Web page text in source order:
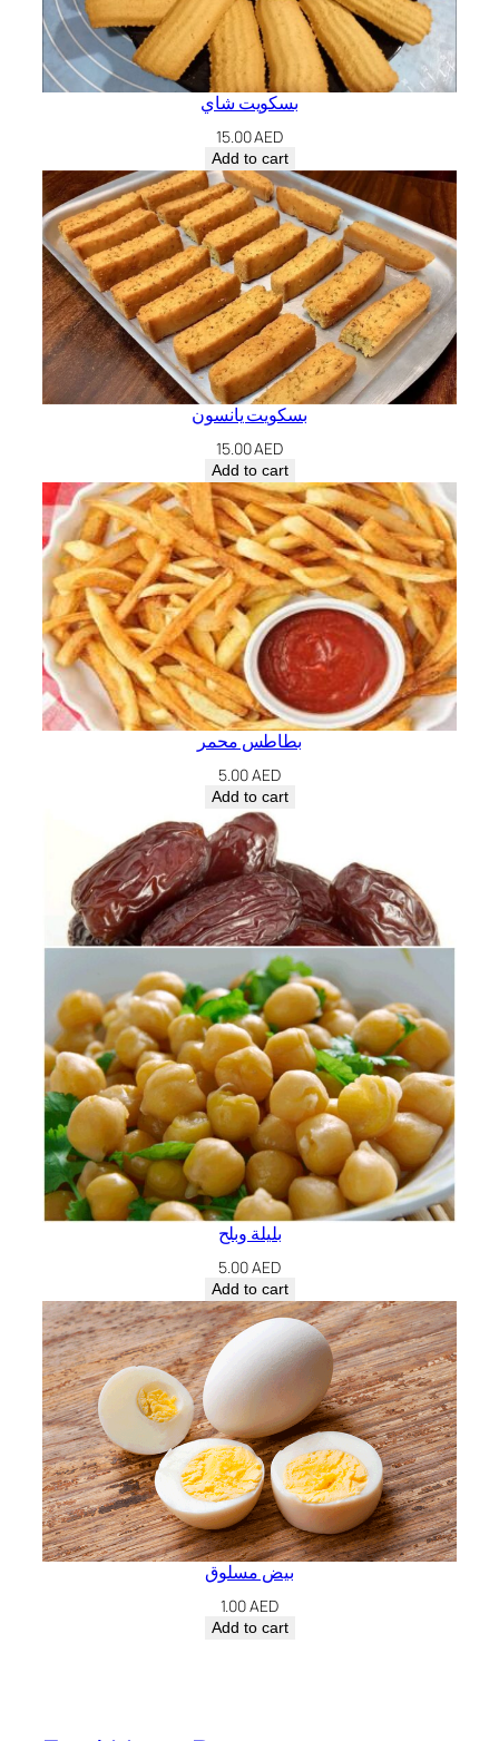
t
i
t
y
بسكويت شاي
15.00AED
Add to cart
بسكويت يانسون
15.00AED
Add to cart
بطاطس محمر
5.00AED
Add to cart
بليلة وبلح
5.00AED
Add to cart
بيض مسلوق
1.00AED
Add to cart